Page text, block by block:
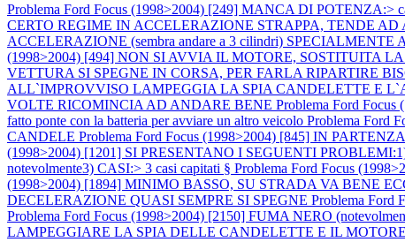
Problema Ford Focus (1998>2004) [249] MANCA DI POTENZA:>
CERTO REGIME IN ACCELERAZIONE STRAPPA, TENDE
ACCELERAZIONE (sembra andare a 3 cilindri) SPECIALMENTE
(1998>2004) [494] NON SI AVVIA IL MOTORE, SOSTITUITA
VETTURA SI SPEGNE IN CORSA, PER FARLA RIPARTIRE
ALL`IMPROVVISO LAMPEGGIA LA SPIA CANDELETTE E
VOLTE RICOMINCIA AD ANDARE BENE Problema Ford
fatto ponte con la batteria per avviare un altro veicolo Problema Ford
CANDELE Problema Ford Focus (1998>2004) [845] IN
(1998>2004) [1201] SI PRESENTANO I SEGUENTI
notevolmente3) CASI:> 3 casi capitati § Problema Ford Focus
(1998>2004) [1894] MINIMO BASSO, SU STRADA VA BENE
DECELERAZIONE QUASI SEMPRE SI SPEGNE Problema
Problema Ford Focus (1998>2004) [2150] FUMA NERO
LAMPEGGIARE LA SPIA DELLE CANDELETTE E IL